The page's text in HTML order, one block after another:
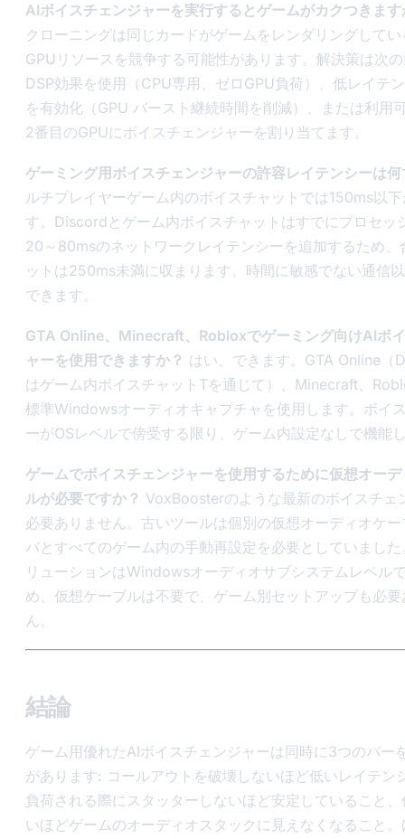
AIボイスチェンジャーを実行するとゲームがカクつきます
クローニングは同じカードがゲームをレンダリングして
GPUリソースを競争する可能性があります。解決策は次
DSP効果を使用（CPU専用、ゼロGPU負荷）、低レイテ
を有効化（GPU バースト継続時間を削減）、または利用
2番目のGPUにボイスチェンジャーを割り当てます。
ゲーミング用ボイスチェンジャーの許容レイテンシーは
ルチプレイヤーゲーム内のボイスチャットでは150ms以
す。Discordとゲーム内ボイスチャットはすでにプロセッ
20～80msのネットワークレイテンシーを追加するため、
ットは250ms未満に収まります。時間に敏感でない通信
できます。
GTA Online、Minecraft、Robloxでゲーミング向けAIボ
ャーを使用できますか？ はい、できます。GTA Online（
はゲーム内ボイスチャットTを通じて）、Minecraft、
標準Windowsオーディオキャプチャを使用します。ボイ
ーがOSレベルで傍受する限り、ゲーム内設定なしで機能
ゲームでボイスチェンジャーを使用するために仮想オー
ルが必要ですか？ VoxBoosterのような最新のボイスチェ
必要ありません。古いツールは個別の仮想オーディオケ
バとすべてのゲーム内の手動再設定を必要としていまし
リューションはWindowsオーディオサブシステムレベル
め、仮想ケーブルは不要で、ゲーム別セットアップも必
ん。
結論
ゲーム用優れたAIボイスチェンジャーは同時に3つのバー
があります: コールアウトを破壊しないほど低いレイテン
負荷される際にスタッターしないほど安定していること
いほどゲームのオーディオスタックに見えなくなること